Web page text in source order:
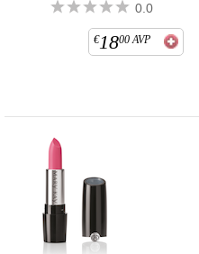
0.0
€1800 AVP